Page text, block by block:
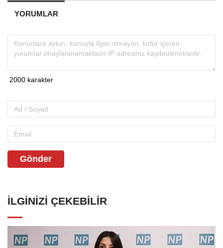
YORUMLAR
Gönder
İLGINIZI ÇEKEBILIR